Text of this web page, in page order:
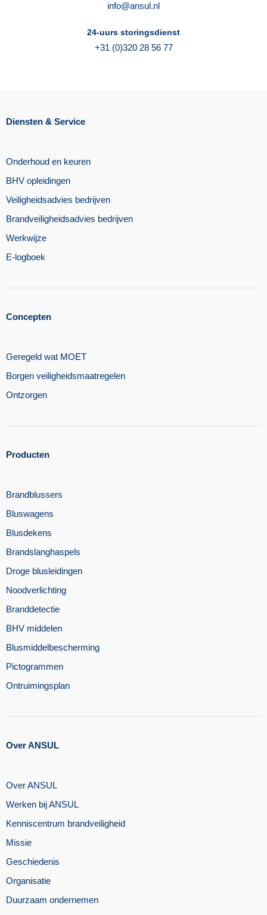
info@ansul.nl
24-uurs storingsdienst
+31 (0)320 28 56 77
Diensten & Service
Onderhoud en keuren
BHV opleidingen
Veiligheidsadvies bedrijven
Brandveiligheidsadvies bedrijven
Werkwijze
E-logboek
Concepten
Geregeld wat MOET
Borgen veiligheidsmaatregelen​
Ontzorgen
Producten
Brandblussers
Bluswagens
Blusdekens
Brandslanghaspels
Droge blusleidingen
Noodverlichting
Branddetectie
BHV middelen
Blusmiddelbescherming
Pictogrammen
Ontruimingsplan
Over ANSUL
Over ANSUL
Werken bij ANSUL
Kenniscentrum brandveiligheid
Missie
Geschiedenis
Organisatie
Duurzaam ondernemen